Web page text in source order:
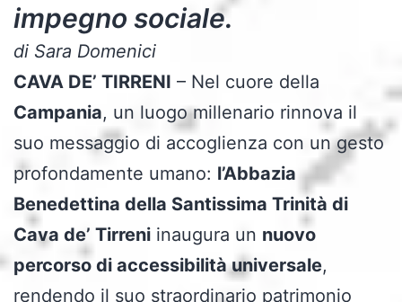
impegno sociale.
di Sara Domenici
CAVA DE’ TIRRENI – Nel cuore della
Campania, un luogo millenario rinnova il
suo messaggio di accoglienza con un gesto
profondamente umano: l’Abbazia
Benedettina della Santissima Trinità di
Cava de’ Tirreni inaugura un nuovo
percorso di accessibilità universale,
rendendo il suo straordinario patrimonio